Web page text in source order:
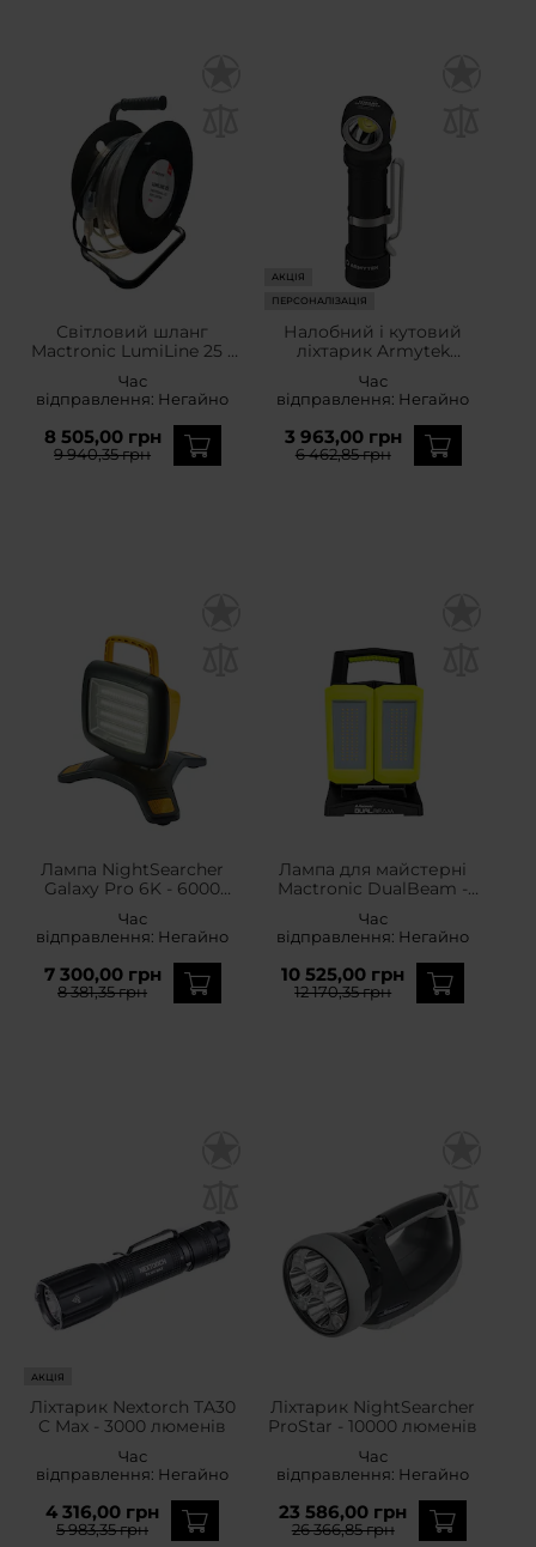
Світловий шланг
Mactronic LumiLine 25 -
Час
відправлення: Негайно
8 505,00 грн
9 940,35 грн
АКЦІЯ
ПЕРСОНАЛІЗАЦІЯ
Налобний і кутовий
ліхтарик Armytek
White PCB - 4150
люменів
Час
відправлення: Негайно
3 963,00 грн
6 462,85 грн
Лампа NightSearcher
Galaxy Pro 6K - 6000
Час
відправлення: Негайно
7 300,00 грн
8 381,35 грн
Лампа для майстерні
Mactronic DualBeam -
Час
відправлення: Негайно
10 525,00 грн
12 170,35 грн
АКЦІЯ
Ліхтарик Nextorch TA30
C Max - 3000 люменів
Час
відправлення: Негайно
4 316,00 грн
5 983,35 грн
Ліхтарик NightSearcher
ProStar - 10000 люменів
Час
відправлення: Негайно
23 586,00 грн
26 366,85 грн